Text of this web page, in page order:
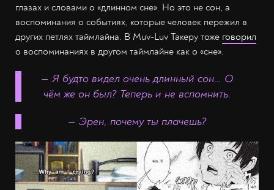
глазах и словами о «длинном сне». Но это не сон, а
воспоминания о событиях, которые человек пережил в
других петлях таймлайна. В Muv-Luv Такеру тоже говорил
о воспоминаниях в другом таймлайне как о «сне».
— Я будто видел очень длинный сон… О
чём же он был? Теперь и не вспомнить.
— Эрен, почему ты плачешь?